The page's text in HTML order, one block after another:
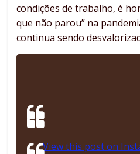
condições de trabalho, é
que não parou” na
continua sendo
View this post on